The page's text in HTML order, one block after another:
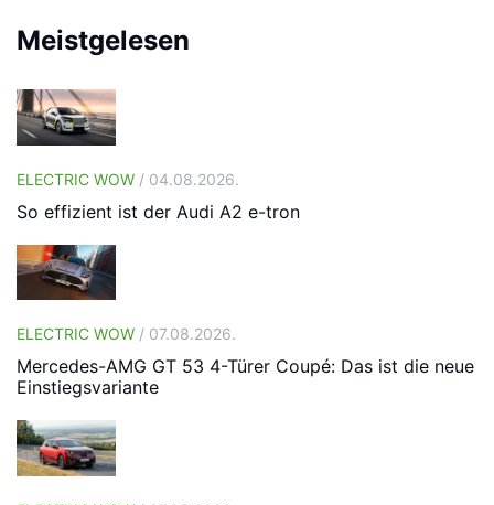
Meistgelesen
ELECTRIC WOW / 04.08.2026.
So effizient ist der Audi A2 e-tron
ELECTRIC WOW / 07.08.2026.
Mercedes-AMG GT 53 4-Türer Coupé: Das ist die neue
Einstiegsvariante